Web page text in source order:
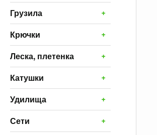
+
Грузила
+
Крючки
+
Леска, плетенка
+
Катушки
+
Удилища
+
Сети